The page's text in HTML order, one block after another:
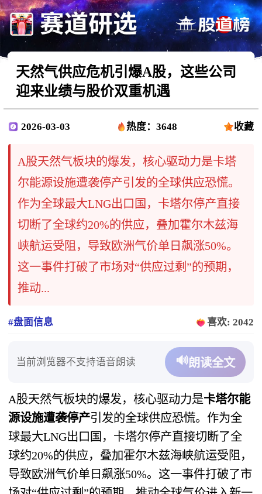
天然气供应危机引爆A股，这些公司
迎来业绩与股价双重机遇
2026-03-03 热度：3648 收藏
A股天然气板块的爆发，核心驱动力是卡塔
尔能源设施遭袭停产引发的全球供应恐慌。
作为全球最大LNG出口国，卡塔尔停产直接
切断了全球约20%的供应，叠加霍尔木兹海
峡航运受阻，导致欧洲气价单日飙涨50%。
这一事件打破了市场对“供应过剩”的预期，
推动...
#盘面信息 喜欢: 2042
当前浏览器不支持语音朗读 🔊朗读全文
A股天然气板块的爆发，核心驱动力是卡塔尔能
源设施遭袭停产引发的全球供应恐慌。作为全
球最大LNG出口国，卡塔尔停产直接切断了全
球约20%的供应，叠加霍尔木兹海峡航运受阻，
导致欧洲气价单日飙涨50%。这一事件打破了市